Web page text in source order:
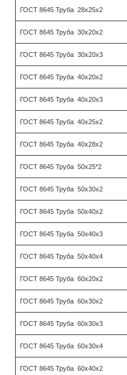
ГОСТ 8645 Труба 28х25х2
ГОСТ 8645 Труба 30х20х2
ГОСТ 8645 Труба 30х20х3
ГОСТ 8645 Труба 40х20х2
ГОСТ 8645 Труба 40х20х3
ГОСТ 8645 Труба 40х25х2
ГОСТ 8645 Труба 40х28х2
ГОСТ 8645 Труба 50х25*2
ГОСТ 8645 Труба 50х30х2
ГОСТ 8645 Труба 50х40х2
ГОСТ 8645 Труба 50х40х3
ГОСТ 8645 Труба 50х40х4
ГОСТ 8645 Труба 60х20х2
ГОСТ 8645 Труба 60х30х2
ГОСТ 8645 Труба 60х30х3
ГОСТ 8645 Труба 60х30х4
ГОСТ 8645 Труба 60х40х2